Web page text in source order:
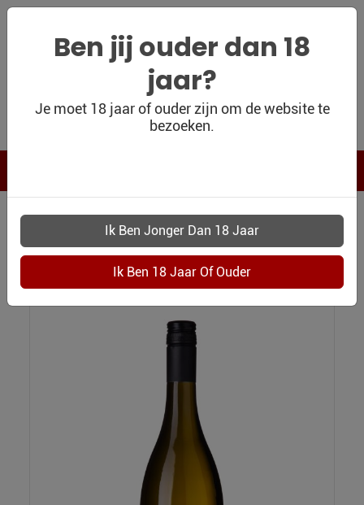
WIJNSHOP
WIJN BLOG
WIJN OUTLET
PERSOONLIJK-
WIJN-
KADOBON
Ben jij ouder dan 18
jaar?
Je moet 18 jaar of ouder zijn om de website te
bezoeken.
0046 BADABOUM VIOGIER PAYS DOC IGP
Badaboum Viogier Pays dOc IGP